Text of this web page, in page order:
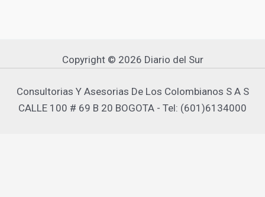
Copyright © 2026 Diario del Sur
Consultorias Y Asesorias De Los Colombianos S A S
CALLE 100 # 69 B 20 BOGOTA - Tel: (601)6134000